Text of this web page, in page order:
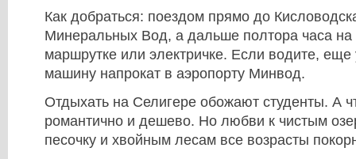
Как добраться: поездом прямо до
Минеральных Вод, а дальше полтора часа на
маршрутке или электричке. Если водите, еще
машину напрокат в аэропорту Минвод.
Отдыхать на Селигере обожают студенты. А
романтично и дешево. Но любви к чистым
песочку и хвойным лесам все возрасты